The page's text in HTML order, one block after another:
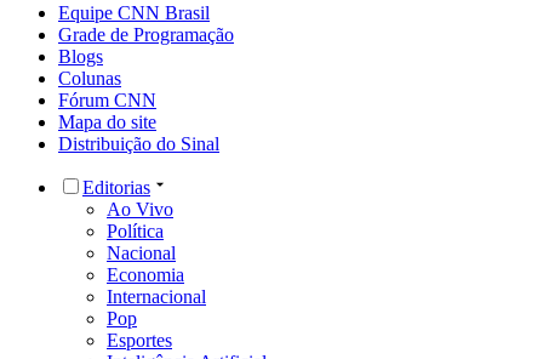
Equipe CNN Brasil
Grade de Programação
Blogs
Colunas
Fórum CNN
Mapa do site
Distribuição do Sinal
Editorias
Ao Vivo
Política
Nacional
Economia
Internacional
Pop
Esportes